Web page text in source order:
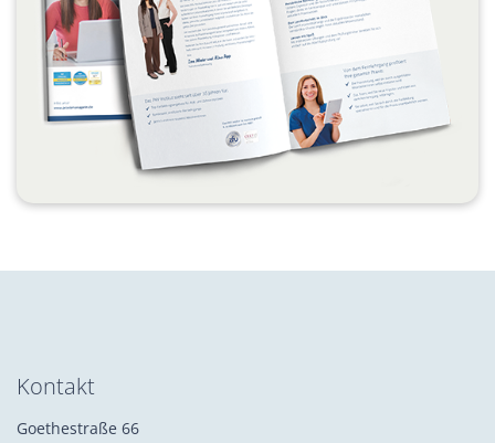
Kontakt
Goethestraße 66